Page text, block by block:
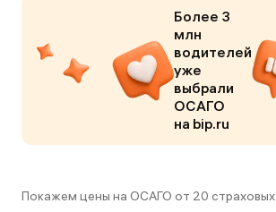
Более 3
млн
водителей
уже
выбрали
ОСАГО
на bip.ru
Покажем цены на ОСАГО от 20 страховых